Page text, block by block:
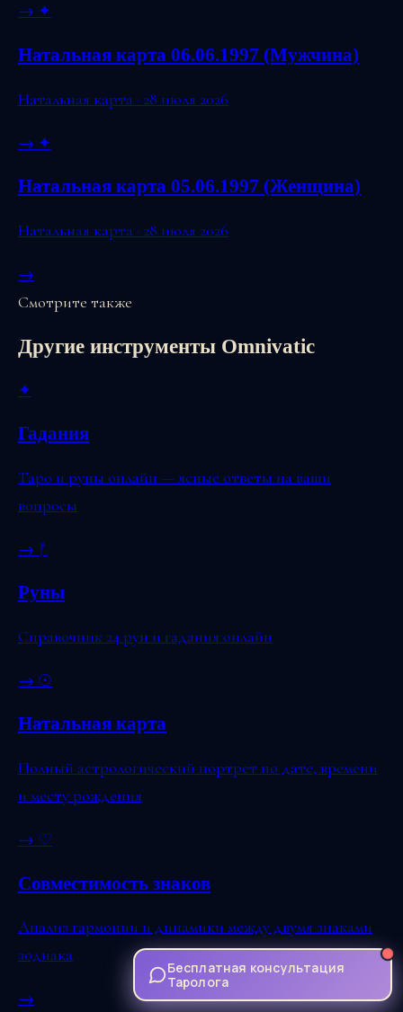
→ ✦
Натальная карта 06.06.1997 (Мужчина)
Натальная карта · 28 июля 2026
→ ✦
Натальная карта 05.06.1997 (Женщина)
Натальная карта · 28 июля 2026
→
Смотрите также
Другие инструменты Omnivatic
✦
Гадания
Таро и руны онлайн — ясные ответы на ваши
вопросы
→ ᚠ
Руны
Справочник 24 рун и гадания онлайн
→ ☉
Натальная карта
Полный астрологический портрет по дате, времени
и месту рождения
→ ♡
Совместимость знаков
Анализ гармонии и динамики между двумя знаками
зодиака
→
Бесплатная консультация
Таролога